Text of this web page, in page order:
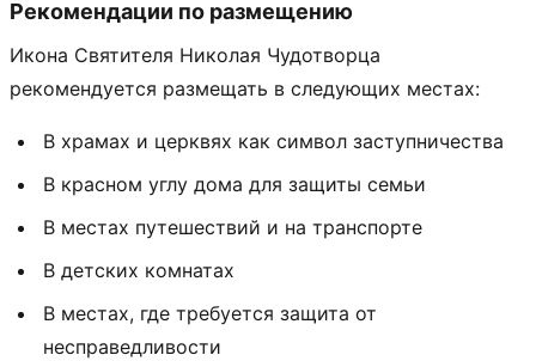
Рекомендации по размещению
Икона Святителя Николая Чудотворца
рекомендуется размещать в следующих местах:
В храмах и церквях как символ заступничества
В красном углу дома для защиты семьи
В местах путешествий и на транспорте
В детских комнатах
В местах, где требуется защита от
несправедливости